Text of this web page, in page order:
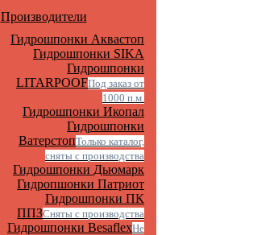
Производители
Гидрошпонки Аквастоп
Гидрошпонки SIKA
Гидрошпонки
LITARPOOFПод заказ от
1000 п.м.
Гидрошпонки Икопал
Гидрошпонки
ВатерстопТолько каталог,
сняты с производства
Гидрошпонки Дьюмарк
Гидропшонки Патриот
Гидрошпонки ПК
ППЗСняты с производства
Гидрошпонки BesaflexНе